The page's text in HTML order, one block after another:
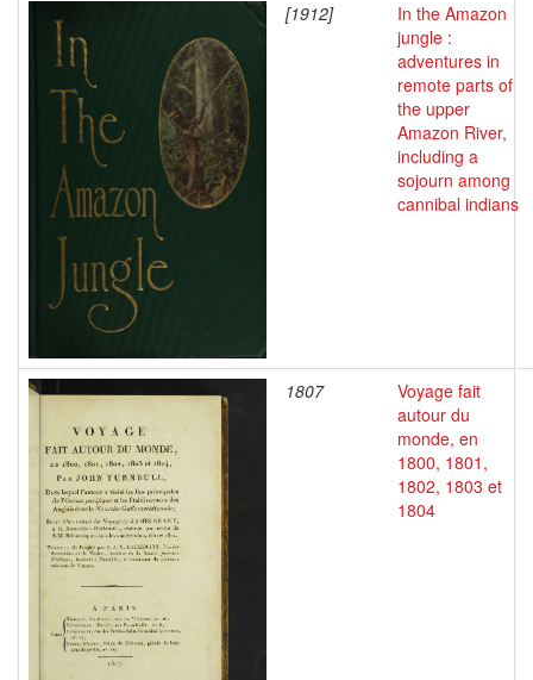
[1912]
In the Amazon
jungle :
adventures in
remote parts of
the upper
Amazon River,
including a
sojourn among
cannibal indians
1807
Voyage fait
autour du
monde, en
1800, 1801,
1802, 1803 et
1804